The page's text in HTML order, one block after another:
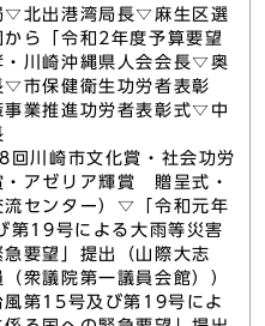
▽北出港湾局長▽麻生区選
から「令和2年度予算要望
川崎沖縄県人会会長▽奥
▽市保健衛生功労者表彰
事業推進功労者表彰式▽中
回川崎市文化賞・社会功労
・アゼリア輝賞 贈呈式・
流センター）▽「令和元年
第19号による大雨等災害
要望」提出（山際大志
衆議院第一議員会館））
第15号及び第19号によ